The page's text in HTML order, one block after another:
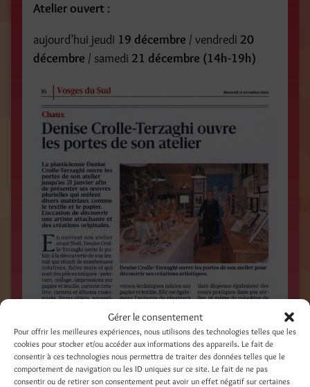
Gérer le consentement
Pour offrir les meilleures expériences, nous utilisons des technologies telles que les
cookies pour stocker et/ou accéder aux informations des appareils. Le fait de
consentir à ces technologies nous permettra de traiter des données telles que le
comportement de navigation ou les ID uniques sur ce site. Le fait de ne pas
consentir ou de retirer son consentement peut avoir un effet négatif sur certaines
Atelier ouvert :
aujourd’hui jeudi 19 décembre / vendredi 20
décembre / samedi 21 décembre (14h-19h)